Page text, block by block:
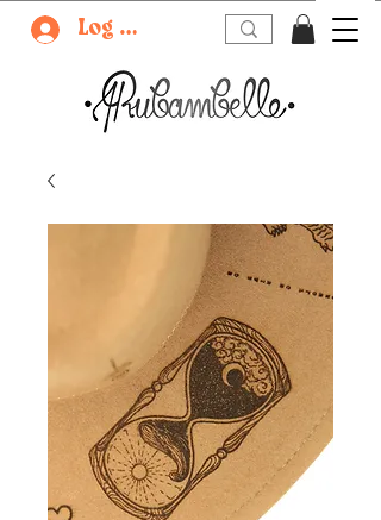
Log In